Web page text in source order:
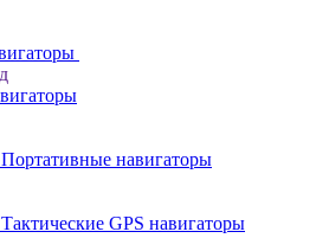
Портативные навигаторы
Тактические GPS навигаторы